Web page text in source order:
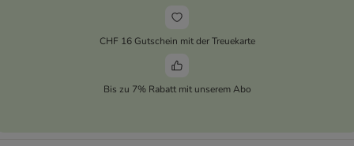
CHF 16 Gutschein mit der Treuekarte
Bis zu 7% Rabatt mit unserem Abo